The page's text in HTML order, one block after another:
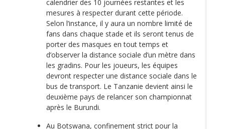
calendrier des 10 journées restantes et les
mesures à respecter durant cette période.
Selon l’instance, il y aura un nombre limité de
fans dans chaque stade et ils seront tenus de
porter des masques en tout temps et
d’observer la distance sociale d’un mètre dans
les gradins. Pour les joueurs, les équipes
devront respecter une distance sociale dans le
bus de transport. Le Tanzanie devient ainsi le
deuxième pays de relancer son championnat
après le Burundi.
Au Botswana, confinement strict pour la